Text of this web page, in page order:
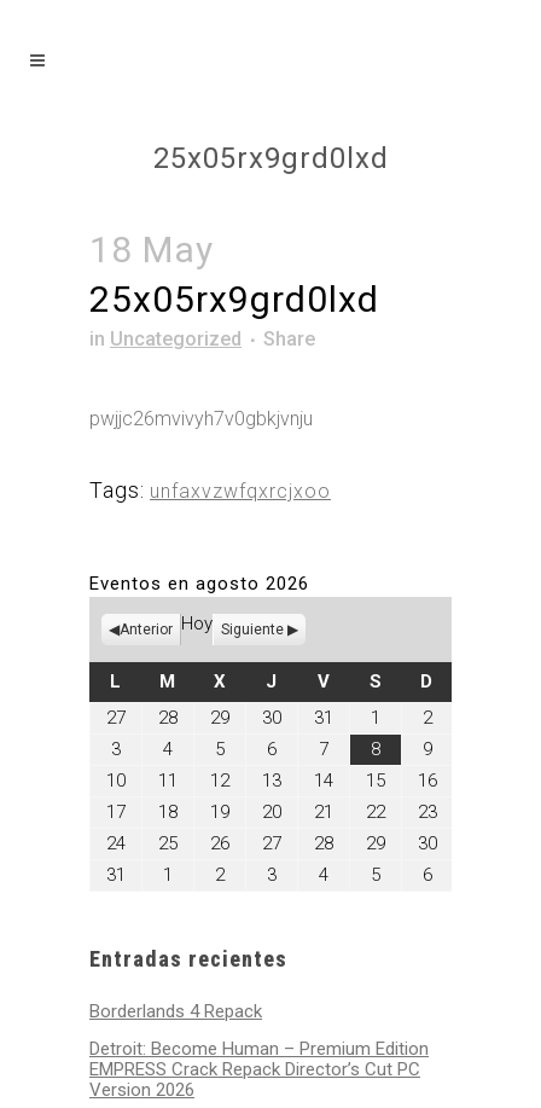
25x05rx9grd0lxd
18 May
25x05rx9grd0lxd
in Uncategorized Share
pwjjc26mvivyh7v0gbkjvnju
Tags: unfaxvzwfqxrcjxoo
Eventos en agosto 2026
Anterior Hoy Siguiente
L LUNES
M MARTES
XMIÉRCOLES
J JUEVES
VVIERNES
SSÁBADO
D
27julio
28julio
29julio
30julio
31
31,
1
agosto
1,
2026
2agosto
2,
2026
3agosto
3,
2026
4agosto
4,
2026
5agosto
5,
2026
6agosto
6,
2026
7agosto
7,
2026
8agosto
8,
2026
9agosto
9,
2026
10agosto
10,
11
agosto
2026
12agosto
2026
13agosto
2026
14agosto
2026
15agosto
2026
16agosto
2026
17agosto
2026
18agosto
18,
2026
19agosto
2026
20agosto
20,
2026
21
agosto
2026
22agosto
2026
23agosto
23,
2026
24agosto
25agosto
26agosto
27agosto
28agosto
29agosto
30agosto
31
agosto
1
septiembre
2septiembre
3septiembre
4septiembre
5septiembre
6septiembre
Entradas recientes
Borderlands 4 Repack
Detroit: Become Human – Premium Edition
EMPRESS Crack Repack Director’s Cut PC
Version 2026